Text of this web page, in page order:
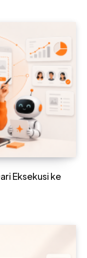
Eksekusi ke